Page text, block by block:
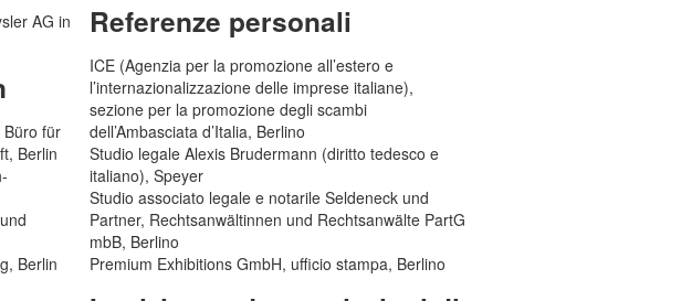
AG in
für
Berlin
Berlin
Referenze personali
ICE (Agenzia per la promozione all’estero e
l’internazionalizzazione delle imprese italiane),
sezione per la promozione degli scambi
dell’Ambasciata d’Italia, Berlino
Studio legale Alexis Brudermann (diritto tedesco e
italiano), Speyer
Studio associato legale e notarile Seldeneck und
Partner, Rechtsanwältinnen und Rechtsanwälte PartG
mbB, Berlino
Premium Exhibitions GmbH, ufficio stampa, Berlino